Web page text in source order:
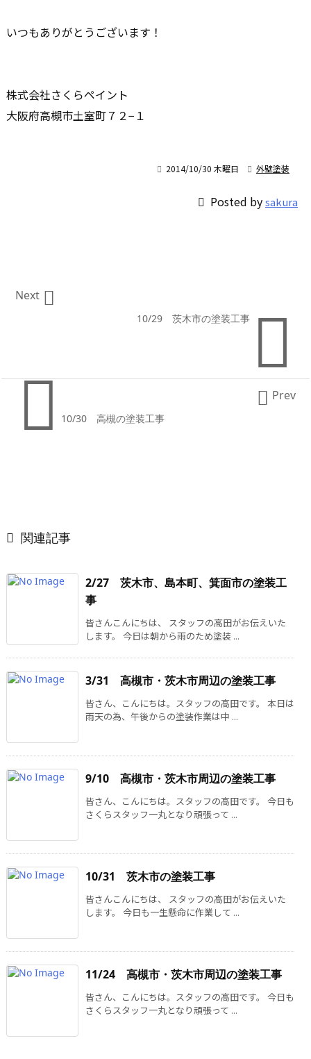
いつもありがとうございます！
株式会社さくらペイント
大阪府高槻市土室町７２−１
 2014/10/30 木曜日  外壁塗装
 Posted bysakura

10/29 茨木市の塗装工事

Next
 10/30 高槻の塗装工事
 Prev
 関連記事
2/27 茨木市、島本町、箕面市の塗装工
事
皆さんこんにちは、 スタッフの高田がお伝えいた
します。 今日は朝から雨のため塗装 ...
3/31 高槻市・茨木市周辺の塗装工事
皆さん、こんにちは。スタッフの高田です。 本日は
雨天の為、午後からの塗装作業は中 ...
9/10 高槻市・茨木市周辺の塗装工事
皆さん、こんにちは。スタッフの高田です。 今日も
さくらスタッフ一丸となり頑張って ...
10/31 茨木市の塗装工事
皆さんこんにちは、 スタッフの高田がお伝えいた
します。 今日も一生懸命に作業して ...
11/24 高槻市・茨木市周辺の塗装工事
皆さん、こんにちは。スタッフの高田です。 今日も
さくらスタッフ一丸となり頑張って ...